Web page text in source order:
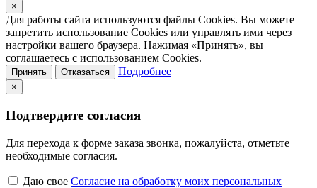
×
Для работы сайта используются файлы Cookies. Вы можете
запретить использование Cookies или управлять ими через
настройки вашего браузера. Нажимая «Принять», вы
соглашаетесь с использованием Cookies.
Принять Отказаться Подробнее
×
Подтвердите согласия
Для перехода к форме заказа звонка, пожалуйста, отметьте
необходимые согласия.
Даю свое Согласие на обработку моих персональных